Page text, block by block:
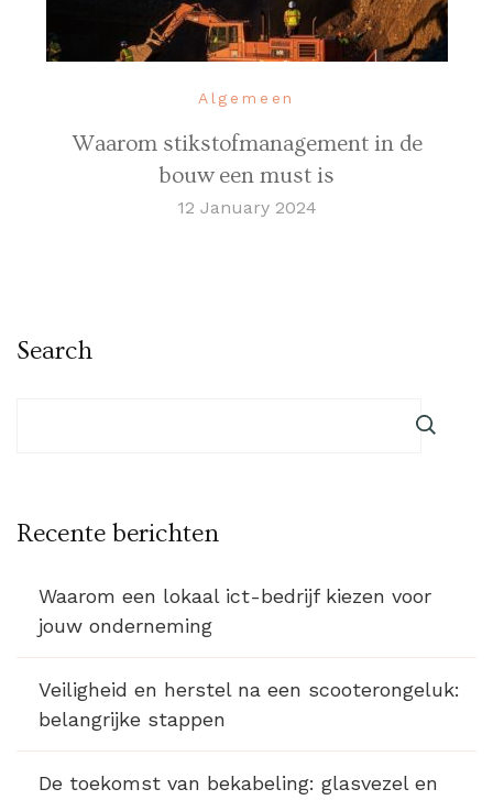
Algemeen
Waarom stikstofmanagement in de
bouw een must is
12 January 2024
Search
Recente berichten
Waarom een lokaal ict-bedrijf kiezen voor
jouw onderneming
Veiligheid en herstel na een scooterongeluk:
belangrijke stappen
De toekomst van bekabeling: glasvezel en